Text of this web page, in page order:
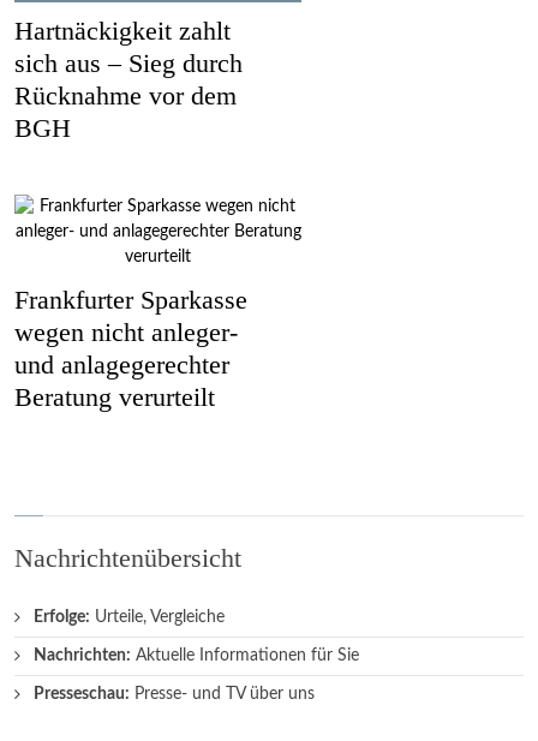
Hartnäckigkeit zahlt
sich aus – Sieg durch
Rücknahme vor dem
BGH
Frankfurter Sparkasse
wegen nicht anleger-
und anlagegerechter
Beratung verurteilt
Nachrichtenübersicht
Erfolge: Urteile, Vergleiche
Nachrichten: Aktuelle Informationen für Sie
Presseschau: Presse- und TV über uns